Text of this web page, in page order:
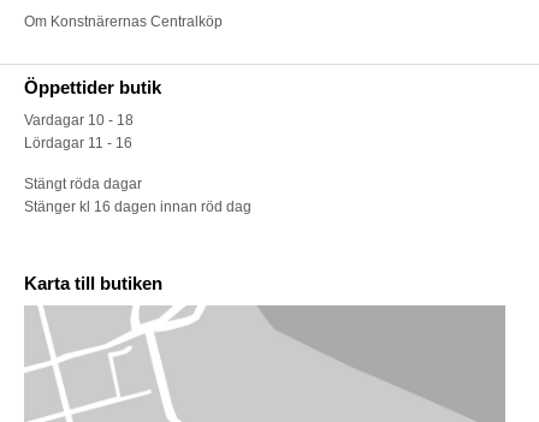
Om Konstnärernas Centralköp
Öppettider butik
Vardagar 10 - 18
Lördagar 11 - 16
Stängt röda dagar
Stänger kl 16 dagen innan röd dag
Karta till butiken